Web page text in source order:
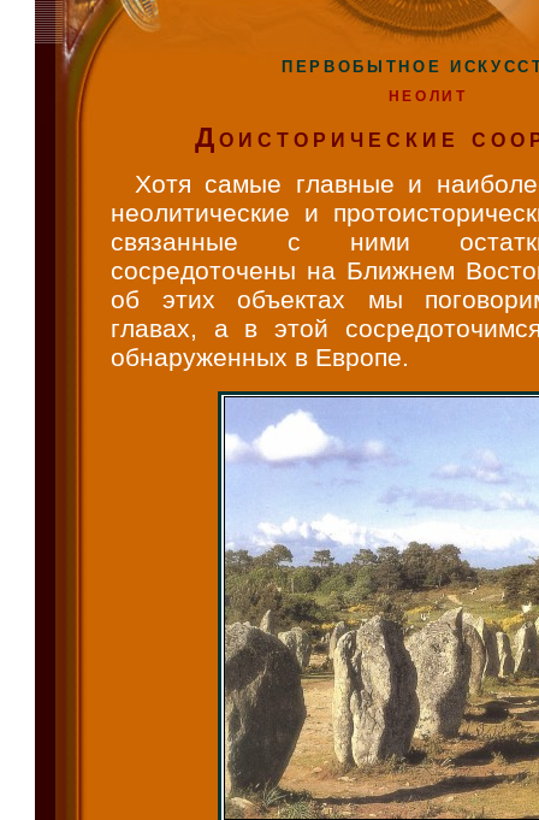
ПЕРВОБЫТНОЕ
НЕОЛИТ
Доисторические
Хотя самые главные и
неолитические и
связанные с ними
сосредоточены на Ближнем
об этих объектах мы
главах, а в этой
обнаруженных в Европе.